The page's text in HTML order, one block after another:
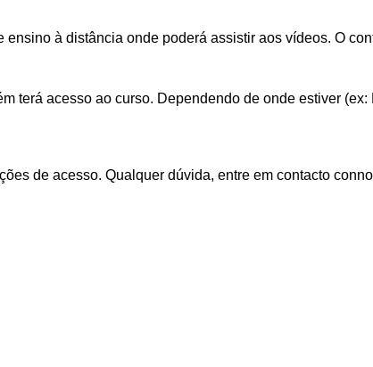
à distância onde poderá assistir aos vídeos. O
terá acesso ao curso. Dependendo de onde estiver
de acesso. Qualquer dúvida, entre em contacto